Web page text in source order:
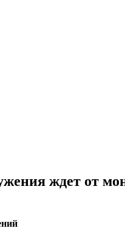
ждет от